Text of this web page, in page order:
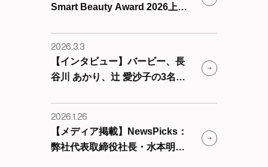
Smart Beauty Award 2026上半
2026.3.3
【インタビュー】バービー、長
谷川 あかり、辻 愛沙子の3名に
た。
2026.1.26
【メディア掲載】NewsPicks：
弊社代表取締役社長・水本明宏